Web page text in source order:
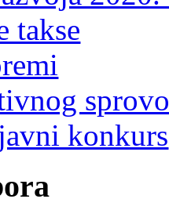
takse
konkurs